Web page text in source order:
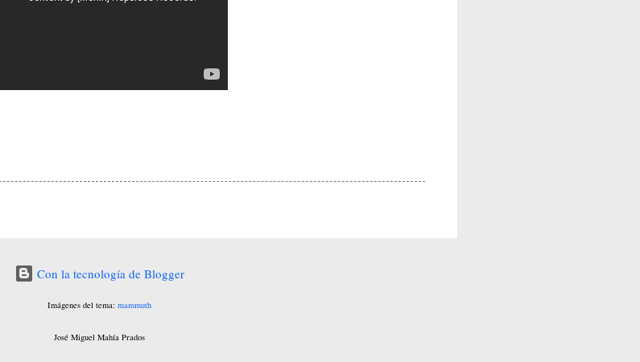
Con la tecnología de Blogger
Imágenes del tema: mammuth
José Miguel Mahía Prados